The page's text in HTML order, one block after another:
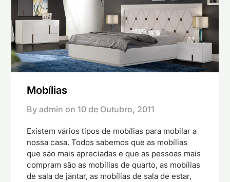
Mobílias
By admin on 10 de Outubro, 2011
Existem vários tipos de mobílias para mobilar a
nossa casa. Todos sabemos que as mobílias
que são mais apreciadas e que as pessoas mais
compram são as mobílias de quarto, as mobílias
de sala de jantar, as mobílias de sala de estar,